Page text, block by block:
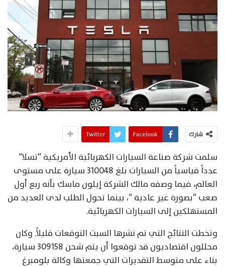
شارك Facebook
Twitter
سلمت شركة صناعة السيارات الكهربائية الأمريكية “تسلا”
عدداً قياسياً من السيارات بلغ 310048 سيارة على مستوى
العالم، فيما وصفه مالك الشركة إيلون ماسك بأنه ربع أول
صعب “بصورة غير عادية “، بينما تحول الطلب لدى العديد من
المستهلكين إلى السيارات الكهربائية.
وتخطت النتائج التي تم نشرها السبت التوقعات قليلاً. وكان
محللون اقتصاديون قد توقعوا أن يتم شحن 309158 سيارة،
بناء على متوسط التقديرات التي جمعتها وكالة بلومبرغ